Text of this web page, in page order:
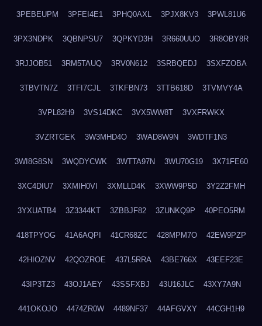
3PEBEUPM 3PFEI4E1 3PHQ0AXL 3PJX8KV3 3PWL81U6
3PX3NDPK 3QBNPSU7 3QPKYD3H 3R660UUO 3R8OBY8R
3RJJOB51 3RM5TAUQ 3RV0N612 3SRBQEDJ 3SXFZOBA
3TBVTN7Z 3TFI7CJL 3TKFBN73 3TTB618D 3TVMVY4A
3VPL82H9 3VS14DKC 3VX5WW8T 3VXFRWKX
3VZRTGEK 3W3MHD4O 3WAD8W9N 3WDTF1N3
3WI8G8SN 3WQDYCWK 3WTTA97N 3WU70G19 3X71FE60
3XC4DIU7 3XMIH0VI 3XMLLD4K 3XWW9P5D 3Y2Z2FMH
3YXUATB4 3Z3344KT 3ZBBJF82 3ZUNKQ9P 40PEO5RM
418TPYOG 41A6AQPI 41CR68ZC 428MPM7O 42EW9PZP
42HIOZNV 42QOZROE 437L5RRA 43BE766X 43EEF23E
43IP3TZ3 43OJ1AEY 43SSFXBJ 43U16JLC 43XY7A9N
441OKOJO 4474ZR0W 4489NF37 44AFGVXY 44CGH1H9